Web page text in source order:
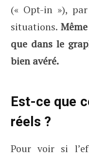
(« Opt-in »),
situations.
que dans le
bien avéré.
Est-ce que
réels ?
Pour voir si